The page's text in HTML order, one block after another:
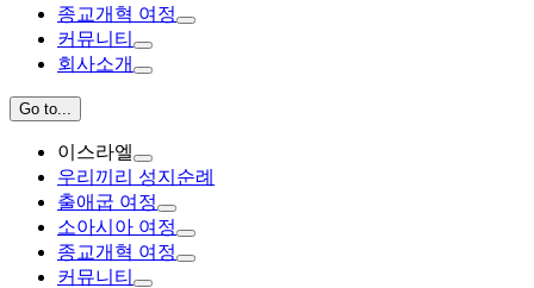
종교개혁 여정
커뮤니티
회사소개
Go to...
이스라엘
우리끼리 성지순례
출애굽 여정
소아시아 여정
종교개혁 여정
커뮤니티